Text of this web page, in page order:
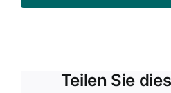
Teilen Sie